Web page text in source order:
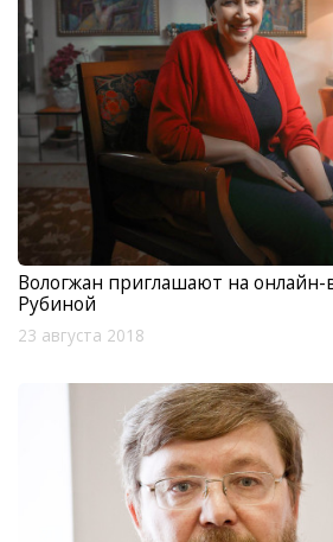
Вологжан приглашают на онлайн-
Рубиной
23 августа 2018